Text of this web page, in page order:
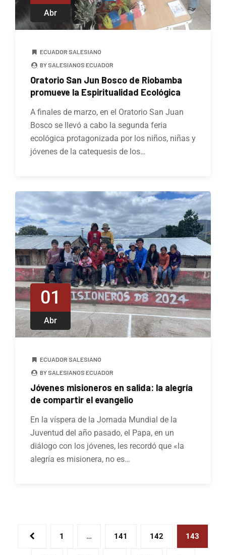
Abr
ECUADOR SALESIANO
BY SALESIANOS ECUADOR
Oratorio San Jun Bosco de Riobamba
promueve la Espiritualidad Ecológica
A finales de marzo, en el Oratorio San Juan
Bosco se llevó a cabo la segunda feria
ecológica protagonizada por los niños, niñas y
jóvenes de la catequesis de los…
01
Abr
ECUADOR SALESIANO
BY SALESIANOS ECUADOR
Jóvenes misioneros en salida: la alegría
de compartir el evangelio
En la víspera de la Jornada Mundial de la
Juventud del año pasado, el Papa, en un
diálogo con los jóvenes, les recordó que «la
alegría es misionera, no es…
1 … 141 142 143